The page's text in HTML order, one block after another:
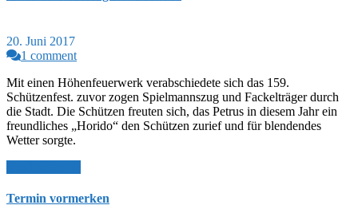
20. Juni 2017
1 comment
Mit einen Höhenfeuerwerk verabschiedete sich das 159.
Schützenfest. zuvor zogen Spielmannszug und Fackelträger durch
die Stadt. Die Schützen freuten sich, das Petrus in diesem Jahr ein
freundliches „Horido“ den Schützen zurief und für blendendes
Wetter sorgte.
Termin vormerken